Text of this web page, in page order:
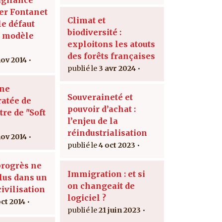
Fontanet
défaut
modèle
2014
de
de "Soft
2014
ne
dans un
2014
Climat et
biodiversité :
exploitons les atouts
des forêts françaises
3 avr 2024
Souveraineté et
pouvoir d’achat :
l’enjeu de la
réindustrialisation
4 oct 2023
Immigration : et si
on changeait de
logiciel ?
21 juin 2023